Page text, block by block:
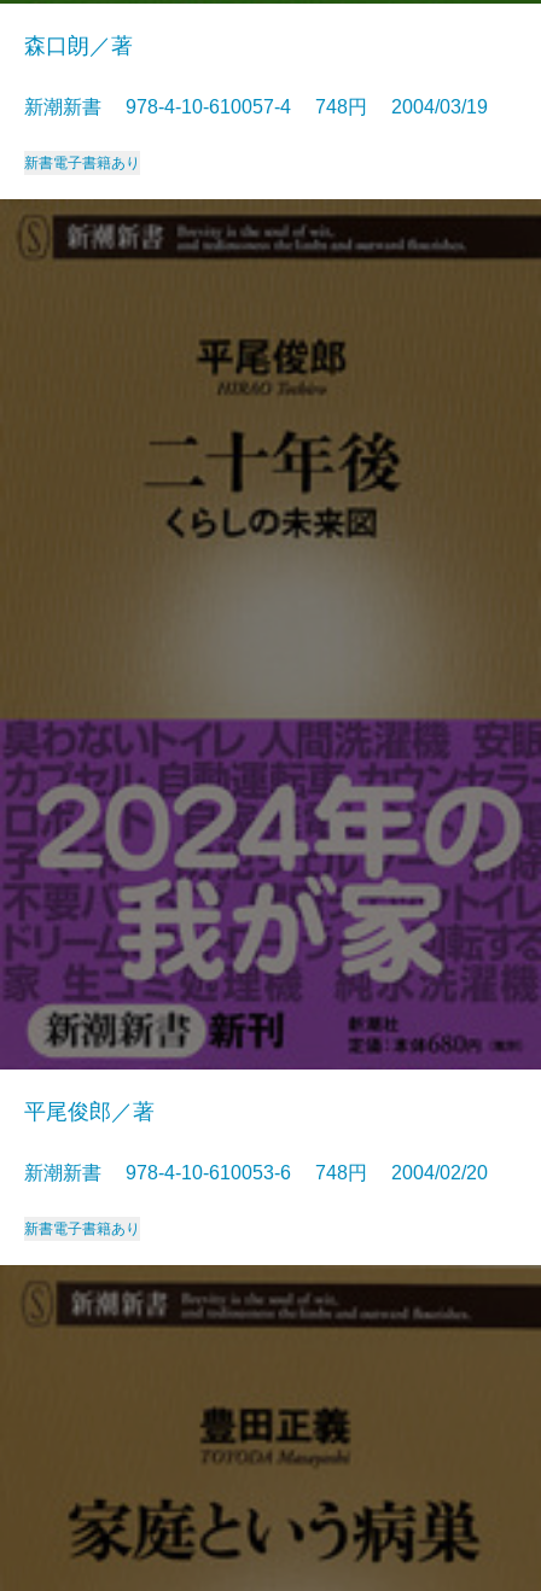
森口朗／著
新潮新書 978-4-10-610057-4 748円 2004/03/19
新書電子書籍あり
平尾俊郎／著
新潮新書 978-4-10-610053-6 748円 2004/02/20
新書電子書籍あり